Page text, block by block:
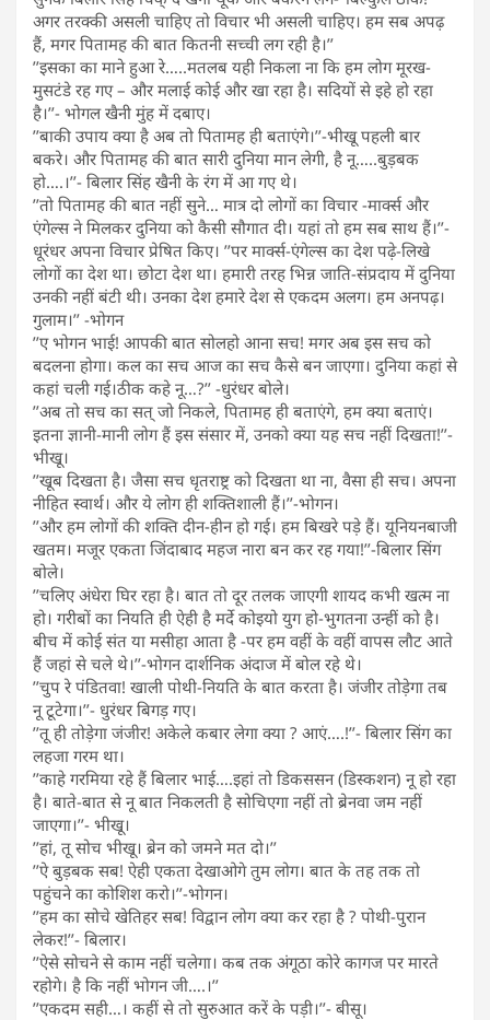
अगर तरक्की असली चाहिए तो विचार भी असली चाहिए। हम सब अपढ़
हैं, मगर पितामह की बात कितनी सच्ची लग रही है।’’
’’इसका का माने हुआ रे…..मतलब यही निकला ना कि हम लोग मूरख-
मुसटंडे रह गए – और मलाई कोई और खा रहा है। सदियों से इहे हो रहा
है।’’- भोगल खैनी मुंह में दबाए।
’’बाकी उपाय क्या है अब तो पितामह ही बताएंगे।’’-भीखू पहली बार
बकरे। और पितामह की बात सारी दुनिया मान लेगी, है नू…..बुड़बक
हो….।’’- बिलार सिंह खैनी के रंग में आ गए थे।
’’तो पितामह की बात नहीं सुने… मात्र दो लोगों का विचार -मार्क्स और
एंगेल्स ने मिलकर दुनिया को कैसी सौगात दी। यहां तो हम सब साथ हैं।’’-
धूरंधर अपना विचार प्रेषित किए। ’’पर मार्क्स-एंगेल्स का देश पढ़े-लिखे
लोगों का देश था। छोटा देश था। हमारी तरह भिन्न जाति-संप्रदाय में दुनिया
उनकी नहीं बंटी थी। उनका देश हमारे देश से एकदम अलग। हम अनपढ़।
गुलाम।’’ -भोगन
’’ए भोगन भाई! आपकी बात सोलहो आना सच! मगर अब इस सच को
बदलना होगा। कल का सच आज का सच कैसे बन जाएगा। दुनिया कहां से
कहां चली गई।ठीक कहे नू…?’’ -धुरंधर बोले।
’’अब तो सच का सत् जो निकले, पितामह ही बताएंगे, हम क्या बताएं।
इतना ज्ञानी-मानी लोग हैं इस संसार में, उनको क्या यह सच नहीं दिखता!’’-
भीखू।
’’खूब दिखता है। जैसा सच धृतराष्ट्र को दिखता था ना, वैसा ही सच। अपना
नीहित स्वार्थ। और ये लोग ही शक्तिशाली हैं।’’-भोगन।
’’और हम लोगों की शक्ति दीन-हीन हो गई। हम बिखरे पड़े हैं। यूनियनबाजी
खतम। मजूर एकता जिंदाबाद महज नारा बन कर रह गया!’’-बिलार सिंग
बोले।
’’चलिए अंधेरा घिर रहा है। बात तो दूर तलक जाएगी शायद कभी खत्म ना
हो। गरीबों का नियति ही ऐही है मर्दे कोइयो युग हो-भुगतना उन्हीं को है।
बीच में कोई संत या मसीहा आता है -पर हम वहीं के वहीं वापस लौट आते
हैं जहां से चले थे।’’-भोगन दार्शनिक अंदाज में बोल रहे थे।
’’चुप रे पंडितवा! खाली पोथी-नियति के बात करता है। जंजीर तोड़ेगा तब
नू टूटेगा।’’- धुरंधर बिगड़ गए।
’’तू ही तोड़ेगा जंजीर! अकेले कबार लेगा क्या ? आएं….!’’- बिलार सिंग का
लहजा गरम था।
’’काहे गरमिया रहे हैं बिलार भाई….इहां तो डिकससन (डिस्कशन) नू हो रहा
है। बाते-बात से नू बात निकलती है सोचिएगा नहीं तो ब्रेनवा जम नहीं
जाएगा।’’- भीखू।
’’हां, तू सोच भीखू। ब्रेन को जमने मत दो।’’
’’ऐ बुड़बक सब! ऐही एकता देखाओगे तुम लोग। बात के तह तक तो
पहुंचने का कोशिश करो।’’-भोगन।
’’हम का सोचे खेतिहर सब! विद्वान लोग क्या कर रहा है ? पोथी-पुरान
लेकर!’’- बिलार।
’’ऐसे सोचने से काम नहीं चलेगा। कब तक अंगूठा कोरे कागज पर मारते
रहोगे। है कि नहीं भोगन जी….।’’
’’एकदम सही…। कहीं से तो सुरुआत करें के पड़ी।’’- बीसू।